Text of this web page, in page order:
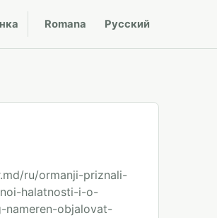
Romana Русский
ru/ormanji-priznali-
halatnosti-i-o-
nameren-objalovat-